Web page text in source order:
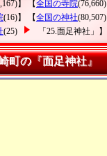
】 【全国の寺院(76,660)
(16)】 【全国の神社(80,507)
(25) 「25.面足神社」 】
町の『面足神社』